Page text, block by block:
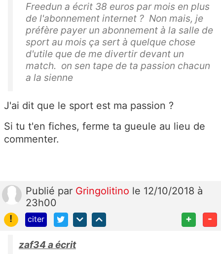
Freedun a écrit 38 euros par mois en plus
de l'abonnement internet ? Non mais, je
préfère payer un abonnement à la salle de
sport au mois ça sert à quelque chose
d'utile que de me divertir devant un
match. on sen tape de ta passion chacun
a la sienne
J'ai dit que le sport est ma passion ?
Si tu t'en fiches, ferme ta gueule au lieu de
commenter.
Publié par Gringolitino le 12/10/2018 à
23h00
!
citer + -
zaf34 a écrit